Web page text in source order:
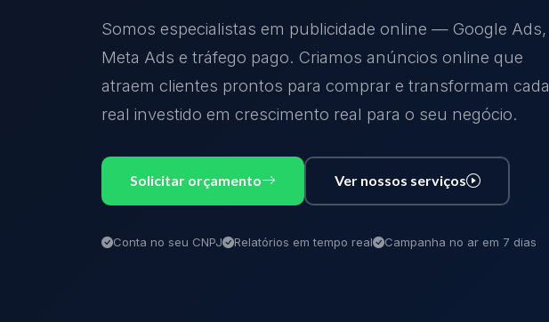
Somos especialistas em publicidade online — Google Ads,
Meta Ads e tráfego pago. Criamos anúncios online que
atraem clientes prontos para comprar e transformam cada
real investido em crescimento real para o seu negócio.
Solicitar orçamento Ver nossos serviços
Conta no seu CNPJ Relatórios em tempo real Campanha no ar em 7 dias